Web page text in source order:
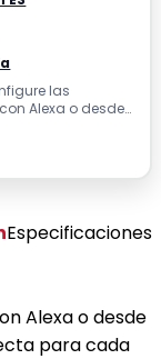
Alexa o desde
Especificaciones
Alexa o desde
para cada